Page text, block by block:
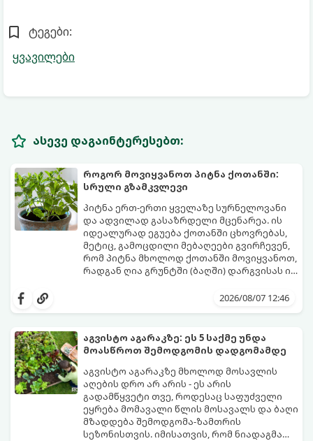
ტეგები:
ყვავილები
ასევე დაგაინტერესებთ:
როგორ მოვიყვანოთ პიტნა ქოთანში:
სრული გზამკვლევი
პიტნა ერთ-ერთი ყველაზე სურნელოვანი
და ადვილად გასაზრდელი მცენარეა. ის
იდეალურად ეგუება ქოთანში ცხოვრებას,
მეტიც, გამოცდილი მებაღეები გვირჩევენ,
რომ პიტნა მხოლოდ ქოთანში მოვიყვანოთ,
რადგან ღია გრუნტში (ბაღში) დარგვისას ის
და სხვა მცენარეებს ავიწროებს.
გაგახარებთ ნორჩი, არომატული2026/08/07 12:46
აგვისტო აგარაკზე: ეს 5 საქმე უნდა
მოასწროთ შემოდგომის დადგომამდე
აგვისტო აგარაკზე მხოლოდ მოსავლის
აღების დრო არ არის - ეს არის
გადამწყვეტი თვე, როდესაც საფუძველი
ეყრება მომავალი წლის მოსავალს და ბაღი
მზადდება შემოდგომა-ზამთრის
სეზონისთვის. იმისათვის, რომ ნიადაგმა